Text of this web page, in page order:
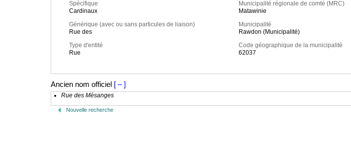
Spécifique
Cardinaux
Générique (avec ou sans particules de liaison)
Rue des
Type d'entité
Rue
Municipalité régionale de comté (MRC)
Matawinie
Municipalité
Rawdon (Municipalité)
Code géographique de la municipalité
62037
Ancien nom officiel [ – ]
Rue des Mésanges
Nouvelle recherche